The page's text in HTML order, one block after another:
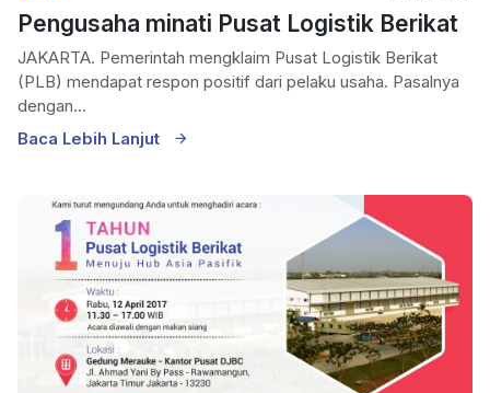
Pengusaha minati Pusat Logistik Berikat
JAKARTA. Pemerintah mengklaim Pusat Logistik Berikat
(PLB) mendapat respon positif dari pelaku usaha. Pasalnya
dengan...
Baca Lebih Lanjut